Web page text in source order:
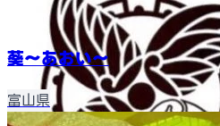
葵〜あおい〜
富山県